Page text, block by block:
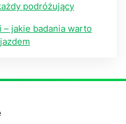
podróżujący
– jakie badania warto